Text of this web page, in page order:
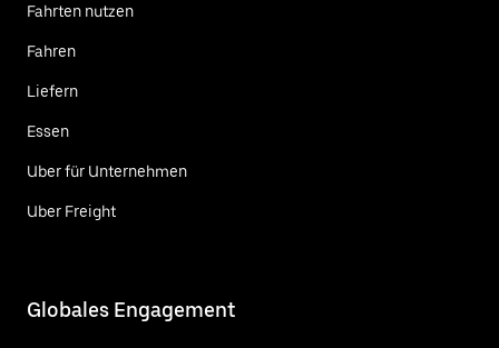
Fahrten nutzen
Fahren
Liefern
Essen
Uber für Unternehmen
Uber Freight
Globales Engagement